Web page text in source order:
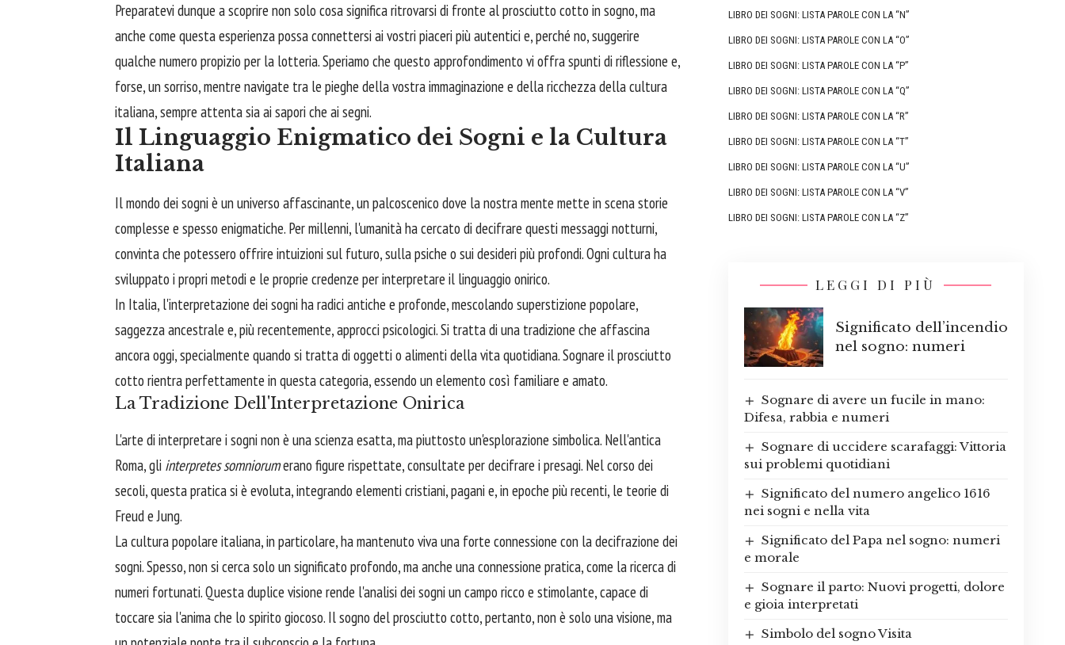
Preparatevi dunque a scoprire non solo cosa significa ritrovarsi di fronte al prosciutto cotto in sogno, ma
anche come questa esperienza possa connettersi ai vostri piaceri più autentici e, perché no, suggerire
qualche numero propizio per la lotteria. Speriamo che questo approfondimento vi offra spunti di riflessione e,
forse, un sorriso, mentre navigate tra le pieghe della vostra immaginazione e della ricchezza della cultura
italiana, sempre attenta sia ai sapori che ai segni.
Il Linguaggio Enigmatico dei Sogni e la Cultura
Italiana
Il mondo dei sogni è un universo affascinante, un palcoscenico dove la nostra mente mette in scena storie
complesse e spesso enigmatiche. Per millenni, l'umanità ha cercato di decifrare questi messaggi notturni,
convinta che potessero offrire intuizioni sul futuro, sulla psiche o sui desideri più profondi. Ogni cultura ha
sviluppato i propri metodi e le proprie credenze per interpretare il linguaggio onirico.
In Italia, l'interpretazione dei sogni ha radici antiche e profonde, mescolando superstizione popolare,
saggezza ancestrale e, più recentemente, approcci psicologici. Si tratta di una tradizione che affascina
ancora oggi, specialmente quando si tratta di oggetti o alimenti della vita quotidiana. Sognare il prosciutto
cotto rientra perfettamente in questa categoria, essendo un elemento così familiare e amato.
La Tradizione Dell'Interpretazione Onirica
L'arte di interpretare i sogni non è una scienza esatta, ma piuttosto un'esplorazione simbolica. Nell'antica
Roma, gli interpretes somniorumerano figure rispettate, consultate per decifrare i presagi. Nel corso dei
secoli, questa pratica si è evoluta, integrando elementi cristiani, pagani e, in epoche più recenti, le teorie di
Freud e Jung.
La cultura popolare italiana, in particolare, ha mantenuto viva una forte connessione con la decifrazione dei
sogni. Spesso, non si cerca solo un significato profondo, ma anche una connessione pratica, come la ricerca di
numeri fortunati. Questa duplice visione rende l'analisi dei sogni un campo ricco e stimolante, capace di
toccare sia l'anima che lo spirito giocoso. Il sogno del prosciutto cotto, pertanto, non è solo una visione, ma
LIBRO DEI SOGNI: LISTA PAROLE CON LA “N”
LIBRO DEI SOGNI: LISTA PAROLE CON LA “O”
LIBRO DEI SOGNI: LISTA PAROLE CON LA “P”
LIBRO DEI SOGNI: LISTA PAROLE CON LA “Q”
LIBRO DEI SOGNI: LISTA PAROLE CON LA “R”
LIBRO DEI SOGNI: LISTA PAROLE CON LA “T”
LIBRO DEI SOGNI: LISTA PAROLE CON LA “U”
LIBRO DEI SOGNI: LISTA PAROLE CON LA “V”
LIBRO DEI SOGNI: LISTA PAROLE CON LA “Z”
LEGGI DI PIÙ
Significato dell’incendio
nel sogno: numeri
Sognare di avere un fucile in mano:
Difesa, rabbia e numeri
Sognare di uccidere scarafaggi: Vittoria
sui problemi quotidiani
Significato del numero angelico 1616
nei sogni e nella vita
Significato del Papa nel sogno: numeri
e morale
Sognare il parto: Nuovi progetti, dolore
e gioia interpretati
Simbolo del sogno Visita